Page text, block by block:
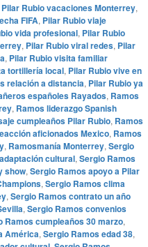
Pilar Rubio vacaciones Monterrey,
FIFA, Pilar Rubio viaje
vida profesional, Pilar Rubio
, Pilar Rubio viral redes, Pilar
, Pilar Rubio visita familiar
tortillería local, Pilar Rubio vive en
relación a distancia, Pilar Rubio ya
españoles Rayados, Ramos
, Ramos liderazgo Spanish
cumpleaños Pilar Rubio, Ramos
aficionados Mexico, Ramos
, Ramosmanía Monterrey, Sergio
cultural, Sergio Ramos
show, Sergio Ramos apoyo a Pilar
, Sergio Ramos clima
, Sergio Ramos contrato un año
, Sergio Ramos convenios
Ramos cumpleaños 30 marzo,
América, Sergio Ramos edad 38,